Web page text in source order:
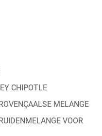
CHIPOTLE
MELANGE
VOOR